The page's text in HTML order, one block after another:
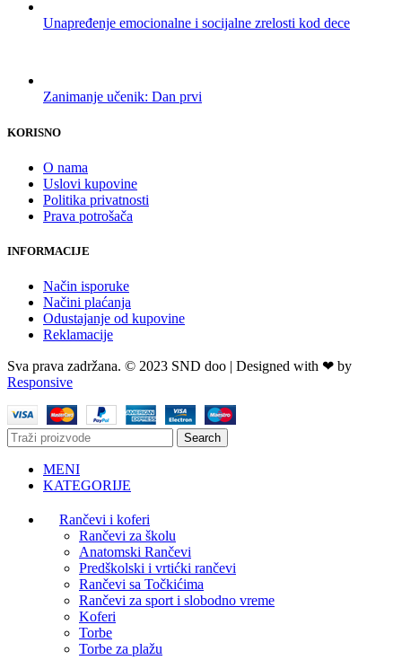
Unapređenje emocionalne i socijalne zrelosti kod dece
Zanimanje učenik: Dan prvi
KORISNO
O nama
Uslovi kupovine
Politika privatnosti
Prava potrošača
INFORMACIJE
Način isporuke
Načini plaćanja
Odustajanje od kupovine
Reklamacije
Sva prava zadržana. © 2023 SND doo | Designed with ❤ by
Responsive
Search
MENI
KATEGORIJE
Rančevi i koferi
Rančevi za školu
Anatomski Rančevi
Predškolski i vrtićki rančevi
Rančevi sa Točkićima
Rančevi za sport i slobodno vreme
Koferi
Torbe
Torbe za plažu